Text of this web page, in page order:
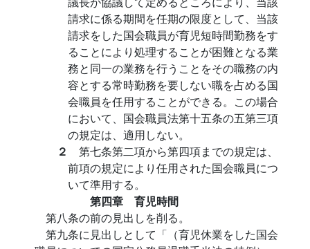
請求に係る期間を任期の限度として、当該
請求をした国会職員が育児短時間勤務をす
ることにより処理することが困難となる業
務と同一の業務を行うことをその職務の内
容とする常時勤務を要しない職を占める国
会職員を任用することができる。この場合
において、国会職員法第十五条の五第三項
の規定は、適用しない。
２ 第七条第二項から第四項までの規定は、
前項の規定により任用された国会職員につ
いて準用する。
第四章 育児時間
第八条の前の見出しを削る。
第九条に見出しとして「（育児休業をした国会